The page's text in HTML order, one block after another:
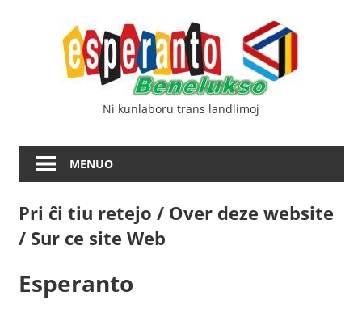
Ni kunlaboru trans landlimoj
MENUO
Pri ĉi tiu retejo / Over deze website
/ Sur ce site Web
Esperanto